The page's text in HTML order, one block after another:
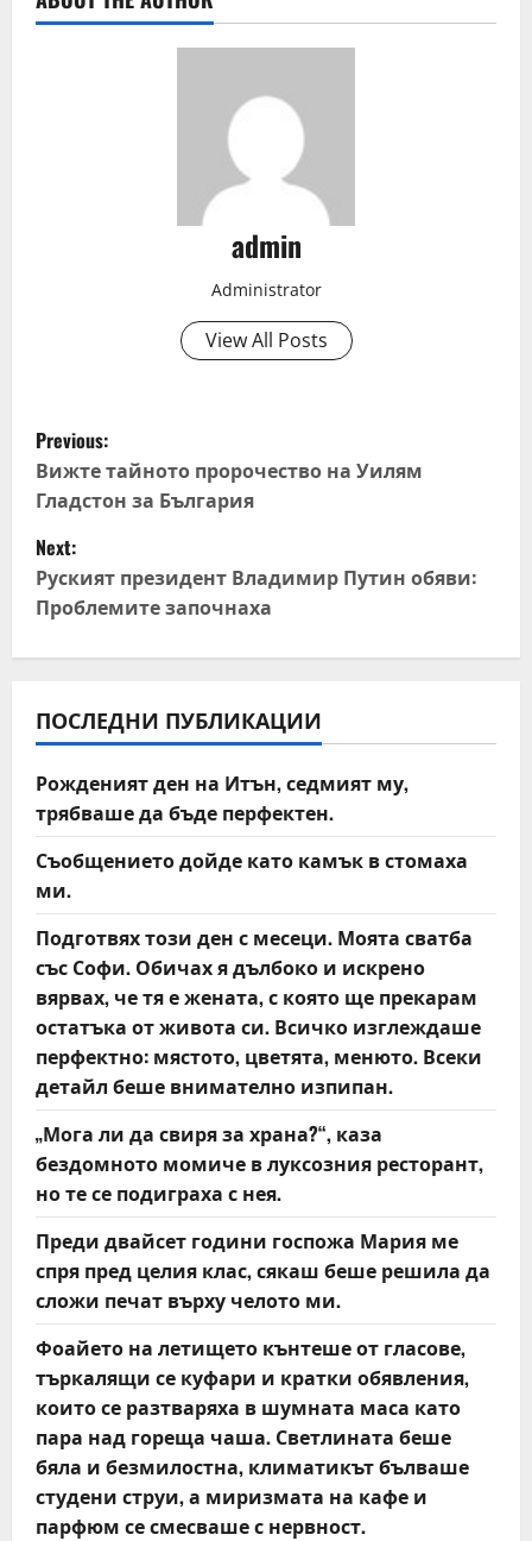
admin
Administrator
View All Posts
P
o
s
t
n
v
i
g
a
t
i
o
n
Previous:
Вижте тайното пророчество на Уилям
Гладстон за България
Next:
Руският президент Владимир Путин обяви:
Проблемите започнаха
ПОСЛЕДНИ ПУБЛИКАЦИИ
Рожденият ден на Итън, седмият му,
трябваше да бъде перфектен.
Съобщението дойде като камък в стомаха
ми.
Подготвях този ден с месеци. Моята сватба
със Софи. Обичах я дълбоко и искрено
вярвах, че тя е жената, с която ще прекарам
остатъка от живота си. Всичко изглеждаше
перфектно: мястото, цветята, менюто. Всеки
детайл беше внимателно изпипан.
„Мога ли да свиря за храна?“, каза
бездомното момиче в луксозния ресторант,
но те се подиграха с нея.
Преди двайсет години госпожа Мария ме
спря пред целия клас, сякаш беше решила да
сложи печат върху челото ми.
Фоайето на летището кънтеше от гласове,
търкалящи се куфари и кратки обявления,
които се разтваряха в шумната маса като
пара над гореща чаша. Светлината беше
бяла и безмилостна, климатикът бълваше
студени струи, а миризмата на кафе и
парфюм се смесваше с нервност.